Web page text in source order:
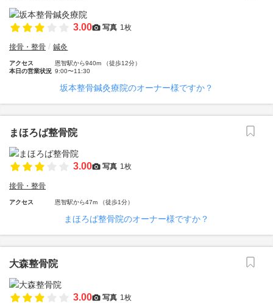
3.00 写真 1枚
接骨・整骨 鍼灸
アクセス
恩智駅から940m （徒歩12分）
本日の営業状況 9:00〜11:30
坂本整骨鍼灸療院のオーナー様ですか？
まほろば整骨院
3.00 写真 1枚
接骨・整骨
アクセス 恩智駅から47m （徒歩1分）
まほろば整骨院のオーナー様ですか？
大森整骨院
3.00 写真 1枚